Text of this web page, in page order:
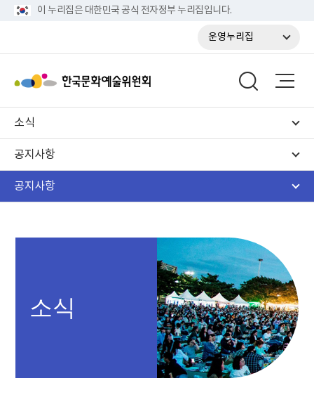
이 누리집은 대한민국 공식 전자정부 누리집입니다.
운영누리집
소식
공지사항
공지사항
소식